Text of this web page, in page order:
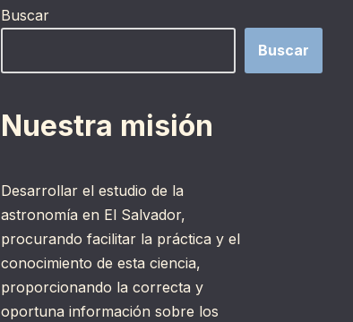
Buscar
Buscar
Nuestra misión
Desarrollar el estudio de la
astronomía en El Salvador,
procurando facilitar la práctica y el
conocimiento de esta ciencia,
proporcionando la correcta y
oportuna información sobre los